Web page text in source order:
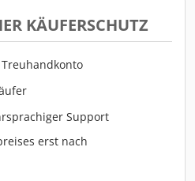
KÄUFERSCHUTZ
Support
erst nach